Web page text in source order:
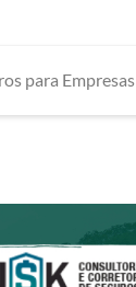
para Empresas